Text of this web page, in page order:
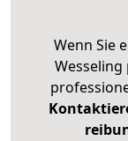
Wenn Sie